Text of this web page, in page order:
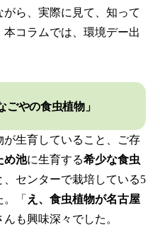
ら、実際に見て、知って
コラムでは、環境デー出
ごやの食虫植物」
生育していること、ご存
め池に生育する希少な食虫
センターで栽培している5
「 え、食虫植物が名古屋
も興味深々でした。